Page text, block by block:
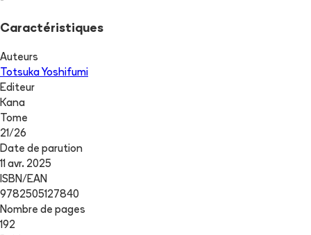
Caractéristiques
Auteurs
Totsuka Yoshifumi
Editeur
Kana
Tome
21/26
Date de parution
11 avr. 2025
ISBN/EAN
9782505127840
Nombre de pages
192